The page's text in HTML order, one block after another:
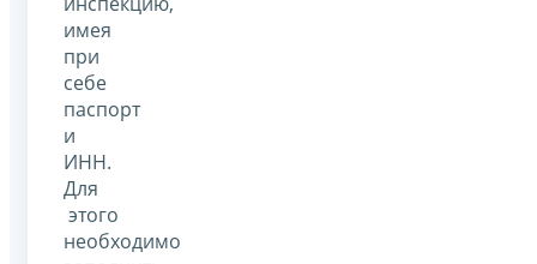
имея
при
себе
паспорт
и
ИНН.
Для
этого
необходимо